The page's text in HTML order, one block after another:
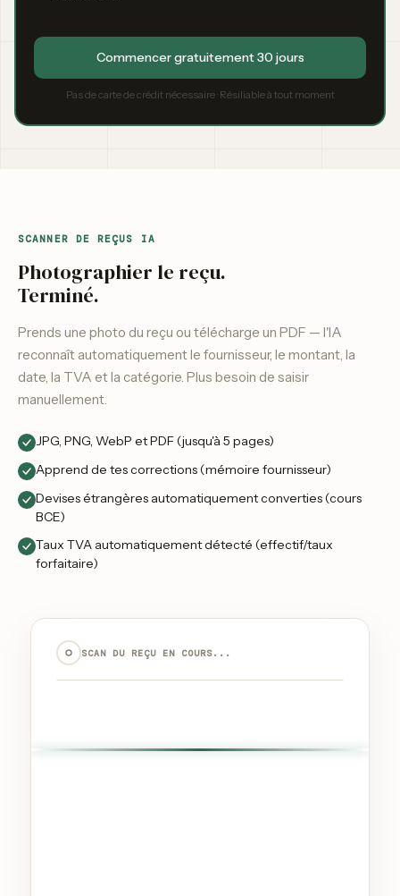
Commencer gratuitement 30 jours
Pas de carte de crédit nécessaire · Résiliable à tout moment
SCANNER DE REÇUS IA
Photographier le reçu.
Terminé.
Prends une photo du reçu ou télécharge un PDF — l'IA
reconnaît automatiquement le fournisseur, le montant, la
date, la TVA et la catégorie. Plus besoin de saisir
manuellement.
JPG, PNG, WebP et PDF (jusqu'à 5 pages)
Apprend de tes corrections (mémoire fournisseur)
Devises étrangères automatiquement converties (cours
BCE)
Taux TVA automatiquement détecté (effectif/taux
forfaitaire)
SCAN DU REÇU EN COURS...